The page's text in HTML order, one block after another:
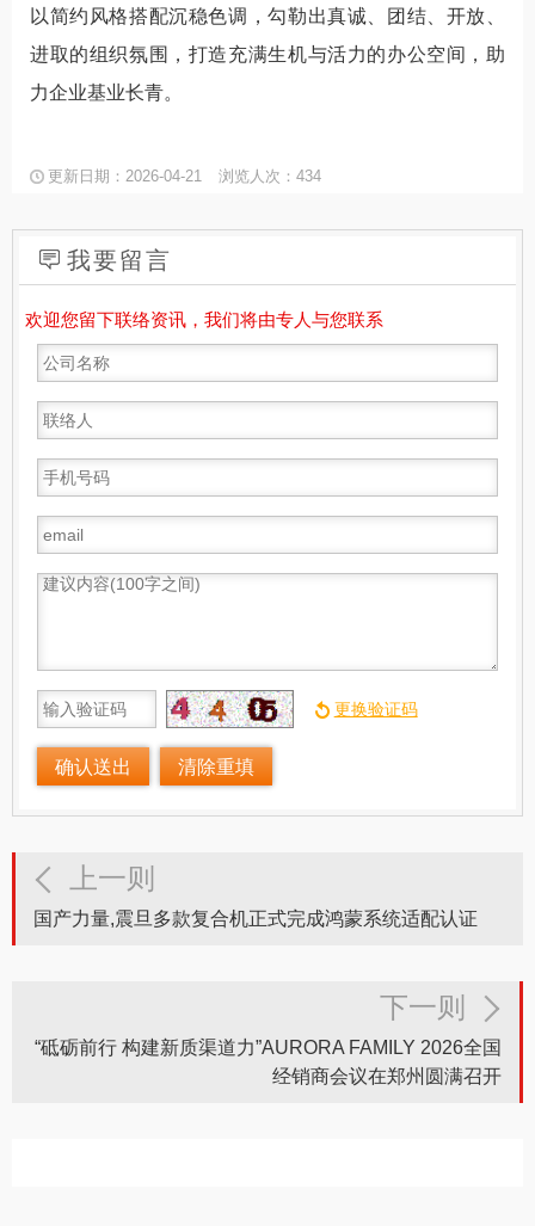
以简约风格搭配沉稳色调，勾勒出真诚、团结、开放、
进取的组织氛围，打造充满生机与活力的办公空间，助
力企业基业长青。
更新日期：2026-04-21 浏览人次：434
我要留言
欢迎您留下联络资讯，我们将由专人与您联系
上一则
国产力量,震旦多款复合机正式完成鸿蒙系统适配认证
下一则
“砥砺前行 构建新质渠道力”AURORA FAMILY 2026全国
经销商会议在郑州圆满召开